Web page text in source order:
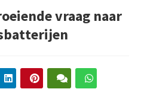
vraag naar